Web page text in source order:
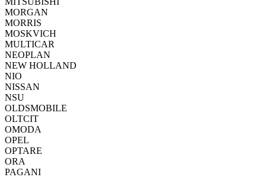
MORGAN
MORRIS
MOSKVICH
MULTICAR
NEOPLAN
NEW HOLLAND
NIO
NISSAN
NSU
OLDSMOBILE
OLTCIT
OMODA
OPEL
OPTARE
ORA
PAGANI